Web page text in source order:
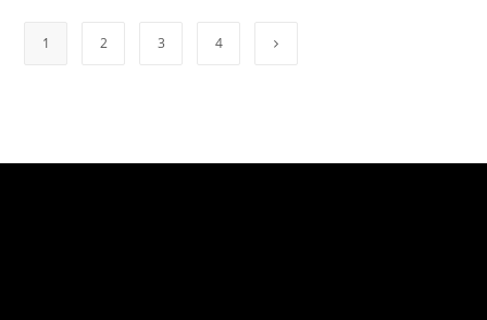
1 2 3 4